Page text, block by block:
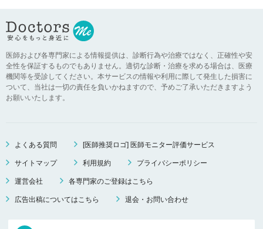
医師および各専門家による情報提供は、診断行為や治療ではなく、正確性や安
全性を保証するものでもありません。適切な診断・治療を求める場合は、医療
機関等を受診してください。本サービスの情報や利用に際して発生した損害に
ついて、当社は一切の責任を負いかねますので、予めご了承いただきますよう
お願いいたします。
よくある質問 [医師推奨ロゴ] 医師モニター評価サービス
サイトマップ 利用規約 プライバシーポリシー
運営会社 各専門家のご登録はこちら
広告出稿についてはこちら 退会・お問い合わせ